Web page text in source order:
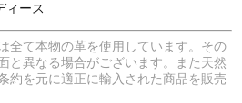
ィース
全て本物の革を使用しています。その
と異なる場合がございます。また天然
約を元に適正に輸入された商品を販売